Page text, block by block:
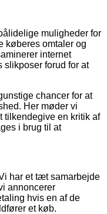
muligheder for
køberes omtaler og
internet
slikposer forud for at
chancer for at
Her møder vi
tilkendegive en kritik af
i brug til at
har et tæt samarbejde
annoncerer
hvis en af de
et køb.